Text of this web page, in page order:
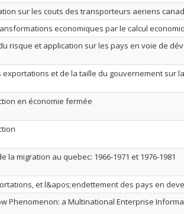
sur les couts des transporteurs aeriens
economiques par le calcul
risque et application sur les pays en voie de
et de la taille du gouvernement sur
en économie fermée
la migration au quebec: 1966-1971 et 1976-1981
et l&apos;endettement des pays en
Phenomenon: a Multinational Enterprise